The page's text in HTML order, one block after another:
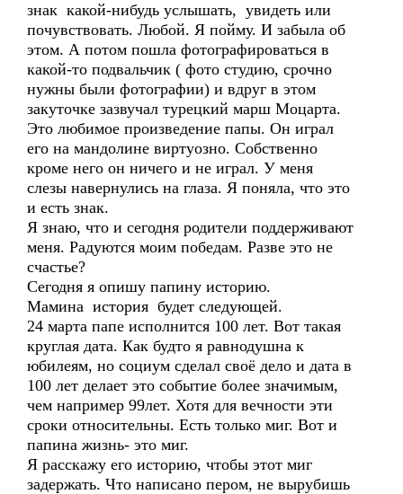
знак какой-нибудь услышать, увидеть или
почувствовать. Любой. Я пойму. И забыла об
этом. А потом пошла фотографироваться в
какой-то подвальчик ( фото студию, срочно
нужны были фотографии) и вдруг в этом
закуточке зазвучал турецкий марш Моцарта.
Это любимое произведение папы. Он играл
его на мандолине виртуозно. Собственно
кроме него он ничего и не играл. У меня
слезы навернулись на глаза. Я поняла, что это
и есть знак.
Я знаю, что и сегодня родители поддерживают
меня. Радуются моим победам. Разве это не
счастье?
Сегодня я опишу папину историю.
Мамина история будет следующей.
24 марта папе исполнится 100 лет. Вот такая
круглая дата. Как будто я равнодушна к
юбилеям, но социум сделал своё дело и дата в
100 лет делает это событие более значимым,
чем например 99лет. Хотя для вечности эти
сроки относительны. Есть только миг. Вот и
папина жизнь- это миг.
Я расскажу его историю, чтобы этот миг
задержать. Что написано пером, не вырубишь